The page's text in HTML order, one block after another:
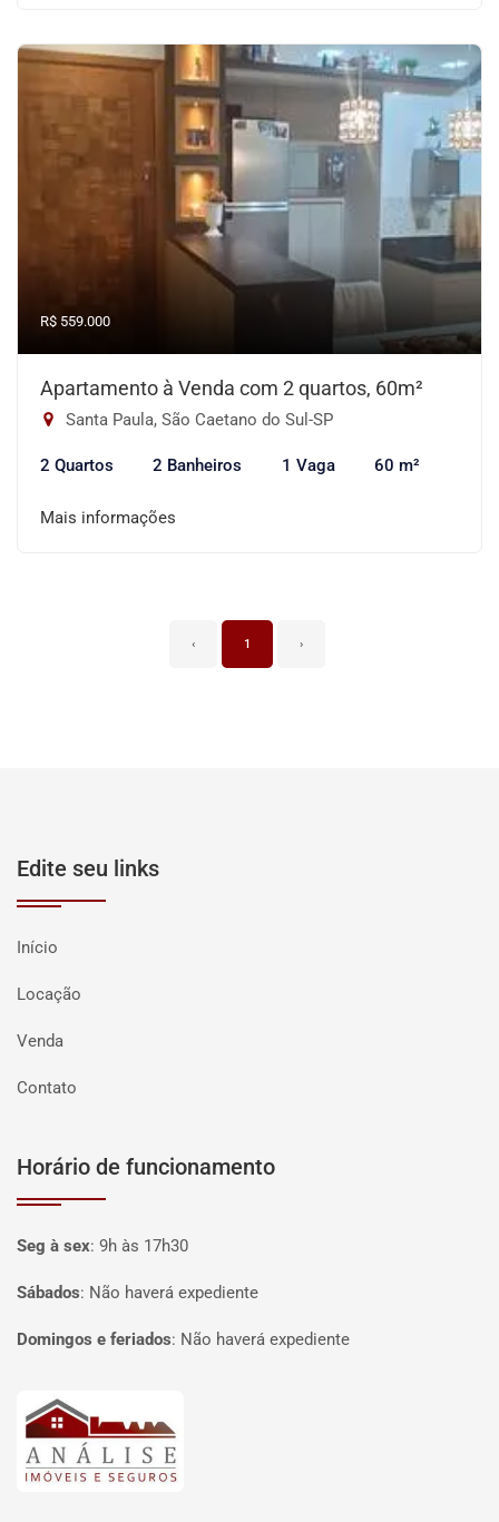
R$ 559.000
Apartamento à Venda com 2 quartos, 60m²
Santa Paula, São Caetano do Sul-SP
2 Quartos 2 Banheiros 1 Vaga 60 m²
Mais informações
‹ 1 ›
Edite seu links
Início
Locação
Venda
Contato
Horário de funcionamento
Seg à sex: 9h às 17h30
Sábados: Não haverá expediente
Domingos e feriados: Não haverá expediente
Página inicial